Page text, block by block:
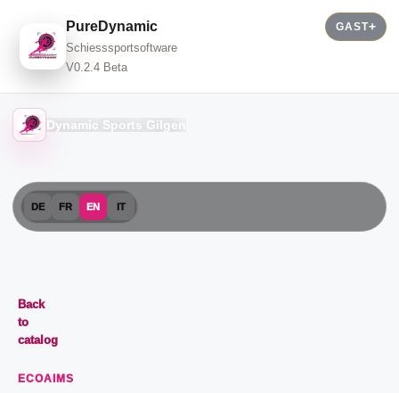
PureDynamic
Schiesssportsoftware
V0.2.4 Beta
GAST
Dynamic Sports Gilgen
DE FR EN IT
Back
to
catalog
ECOAIMS